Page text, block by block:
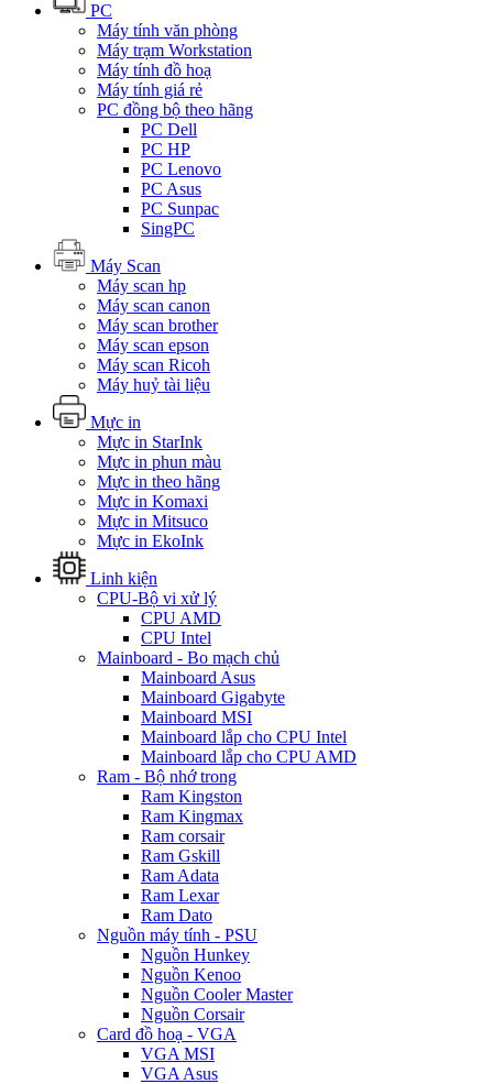
PC
Máy tính văn phòng
Máy trạm Workstation
Máy tính đồ hoạ
Máy tính giá rẻ
PC đồng bộ theo hãng
PC Dell
PC HP
PC Lenovo
PC Asus
PC Sunpac
SingPC
Máy Scan
Máy scan hp
Máy scan canon
Máy scan brother
Máy scan epson
Máy scan Ricoh
Máy huỷ tài liệu
Mực in
Mực in StarInk
Mực in phun màu
Mực in theo hãng
Mực in Komaxi
Mực in Mitsuco
Mực in EkoInk
Linh kiện
CPU-Bộ vi xử lý
CPU AMD
CPU Intel
Mainboard - Bo mạch chủ
Mainboard Asus
Mainboard Gigabyte
Mainboard MSI
Mainboard lắp cho CPU Intel
Mainboard lắp cho CPU AMD
Ram - Bộ nhớ trong
Ram Kingston
Ram Kingmax
Ram corsair
Ram Gskill
Ram Adata
Ram Lexar
Ram Dato
Nguồn máy tính - PSU
Nguồn Hunkey
Nguồn Kenoo
Nguồn Cooler Master
Nguồn Corsair
Card đồ hoạ - VGA
VGA MSI
VGA Asus